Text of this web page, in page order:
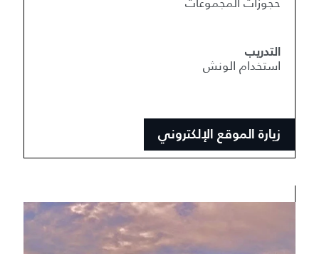
التدريب
استخدام الونش
زيارة الموقع الإلكتروني